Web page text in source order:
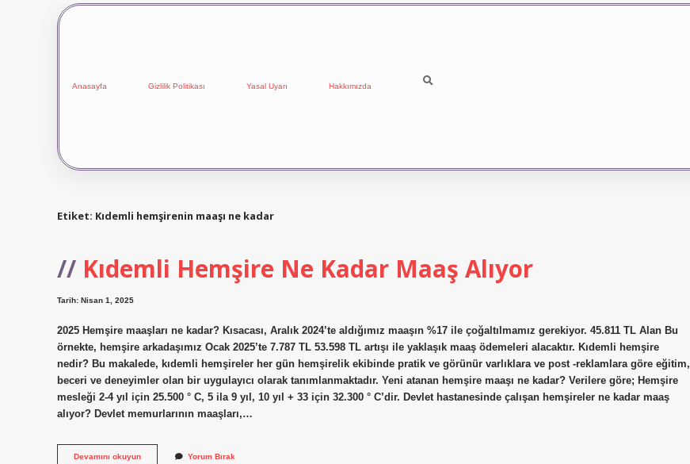
Anasayfa Gizlilik Politikası Yasal Uyarı Hakkımızda
Etiket: Kıdemli hemşirenin maaşı ne kadar
Kıdemli Hemşire Ne Kadar Maaş Alıyor
Tarih: Nisan 1, 2025
2025 Hemşire maaşları ne kadar? Kısacası, Aralık 2024’te aldığımız maaşın %17 ile çoğaltılmamız gerekiyor. 45.811 TL Alan Bu
örnekte, hemşire arkadaşımız Ocak 2025’te 7.787 TL 53.598 TL artışı ile yaklaşık maaş ödemeleri alacaktır. Kıdemli hemşire
nedir? Bu makalede, kıdemli hemşireler her gün hemşirelik ekibinde pratik ve görünür varlıklara ve post -reklamlara göre eğitim,
beceri ve deneyimler olan bir uygulayıcı olarak tanımlanmaktadır. Yeni atanan hemşire maaşı ne kadar? Verilere göre; Hemşire
mesleği 2-4 yıl için 25.500 ° C, 5 ila 9 yıl, 10 yıl + 33 için 32.300 ° C’dir. Devlet hastanesinde çalışan hemşireler ne kadar maaş
alıyor? Devlet memurlarının maaşları,…
Devamını okuyunKıdemli
Yorum Bırak